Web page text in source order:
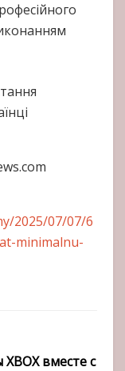
2025/07/07/6
minimalnu-
вместе с